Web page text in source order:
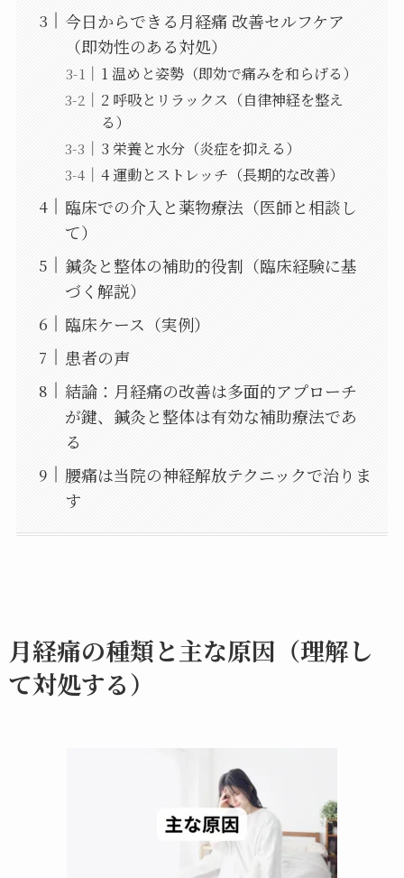
今日からできる月経痛 改善セルフケア
（即効性のある対処）
1 温めと姿勢（即効で痛みを和らげる）
2 呼吸とリラックス（自律神経を整え
る）
3 栄養と水分（炎症を抑える）
4 運動とストレッチ（長期的な改善）
臨床での介入と薬物療法（医師と相談し
て）
鍼灸と整体の補助的役割（臨床経験に基
づく解説）
臨床ケース（実例）
患者の声
結論：月経痛の改善は多面的アプローチ
が鍵、鍼灸と整体は有効な補助療法であ
る
腰痛は当院の神経解放テクニックで治りま
す
月経痛の種類と主な原因（理解し
て対処する）